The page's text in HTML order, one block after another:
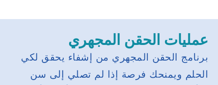
عمليات الحقن المجهري
برنامج الحقن المجهري من إشفاء يحقق لكي
الحلم ويمنحك فرصة إذا لم تصلي إلى سن